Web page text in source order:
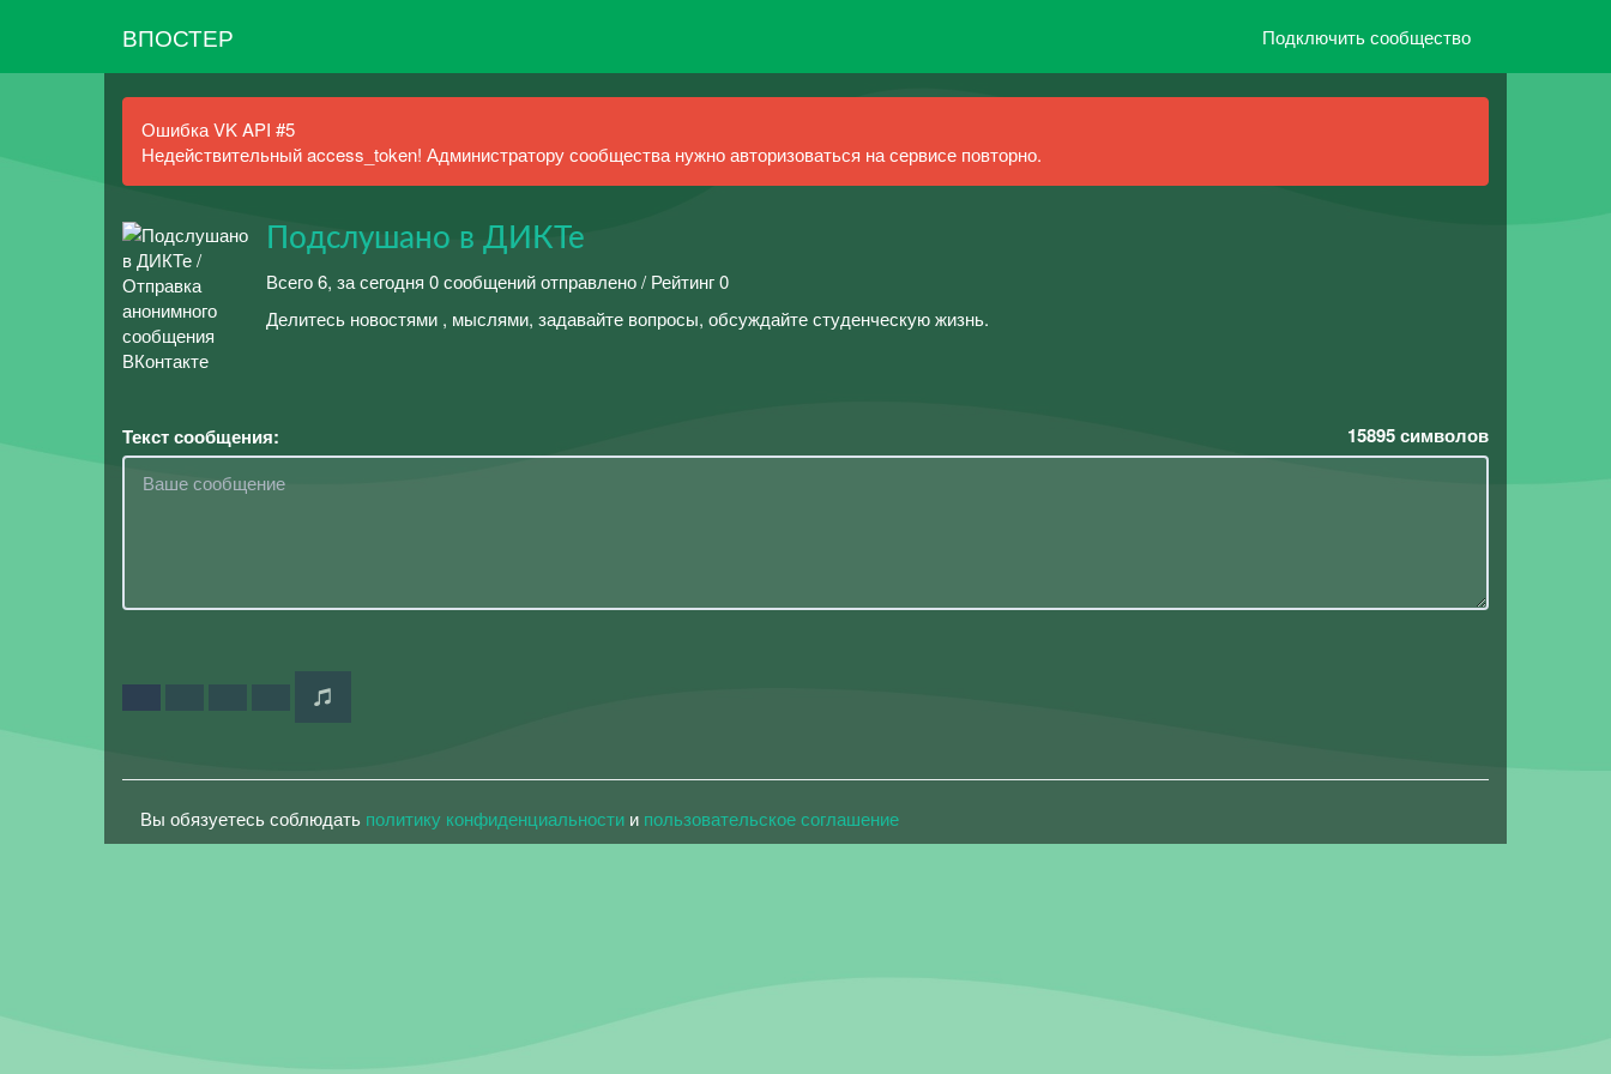
ВПОСТЕР Подключить сообщество
Ошибка VK API #5
Недействительный access_token! Администратору сообщества нужно авторизоваться на сервисе повторно.
Подслушано в ДИКТе
Всего 6, за сегодня 0 сообщений отправлено / Рейтинг 0
Делитесь новостями , мыслями, задавайте вопросы, обсуждайте студенческую жизнь.
Текст сообщения: 15895символов
Вы обязуетесь соблюдать политику конфиденциальности и пользовательское соглашение